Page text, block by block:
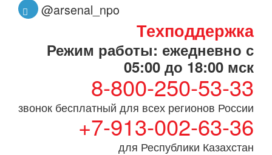
@arsenal_npo
Техподдержка
Режим работы: ежедневно с
05:00 до 18:00 мск
8-800-250-53-33
звонок бесплатный для всех регионов России
+7-913-002-63-36
для Республики Казахстан